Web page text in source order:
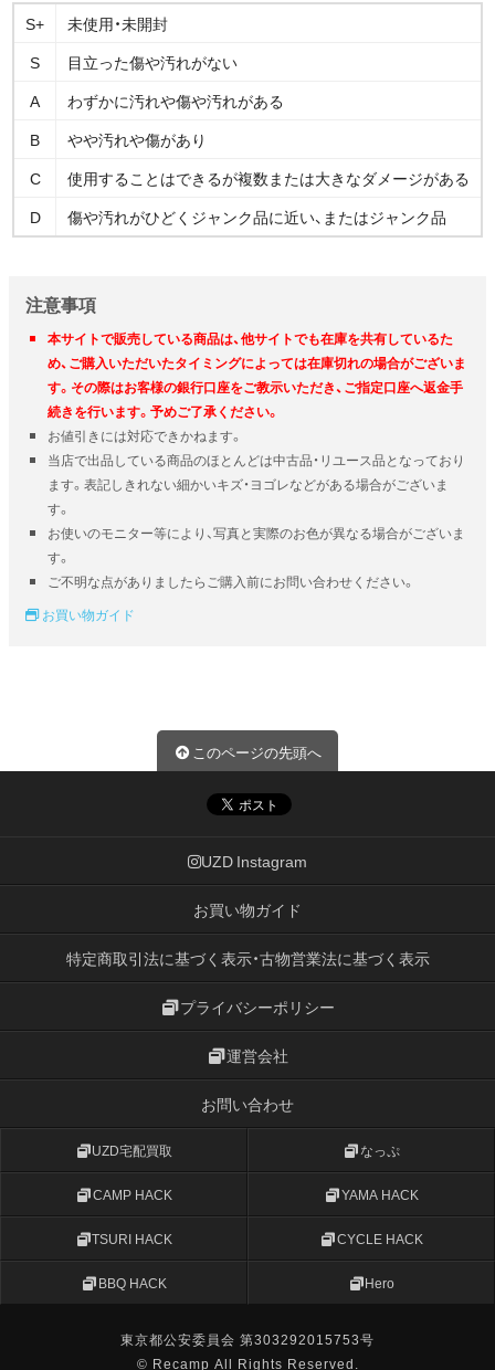
S+
未使用・未開封
S
目立った傷や汚れがない
A
わずかに汚れや傷や汚れがある
B
やや汚れや傷があり
C
使用することはできるが複数または大きなダメージがある
D
傷や汚れがひどくジャンク品に近い、またはジャンク品
注意事項
本サイトで販売している商品は、他サイトでも在庫を共有しているた
め、ご購入いただいたタイミングによっては在庫切れの場合がございま
す。その際はお客様の銀行口座をご教示いただき、ご指定口座へ返金手
続きを行います。予めご了承ください。
お値引きには対応できかねます。
当店で出品している商品のほとんどは中古品・リユース品となっており
ます。表記しきれない細かいキズ・ヨゴレなどがある場合がございま
す。
お使いのモニター等により、写真と実際のお色が異なる場合がございま
す。
ご不明な点がありましたらご購入前にお問い合わせください。
お買い物ガイド
このページの先頭へ
UZD Instagram
お買い物ガイド
特定商取引法に基づく表示・古物営業法に基づく表示
プライバシーポリシー
運営会社
お問い合わせ
UZD宅配買取 なっぷ
CAMP HACK YAMA HACK
TSURI HACK CYCLE HACK
BBQ HACK Hero
東京都公安委員会 第303292015753号
© Recamp All Rights Reserved.